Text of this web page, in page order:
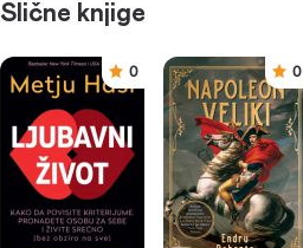
Slične knjige
0 0